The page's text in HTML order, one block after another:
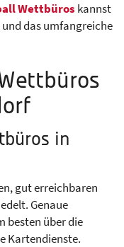
Wettbüros kannst
das umfangreiche
in
gut erreichbaren
Genaue
besten über die
Kartendienste.